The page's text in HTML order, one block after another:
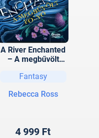
A River Enchanted
– A megbűvölt
Fantasy
Rebecca Ross
4 999 Ft